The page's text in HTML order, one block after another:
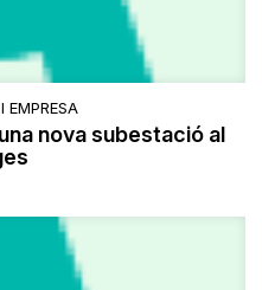
EMPRESA
nova subestació al